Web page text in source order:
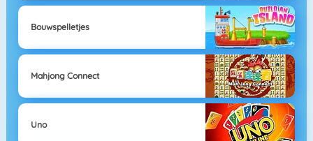
Bouwspelletjes
Mahjong Connect
Uno